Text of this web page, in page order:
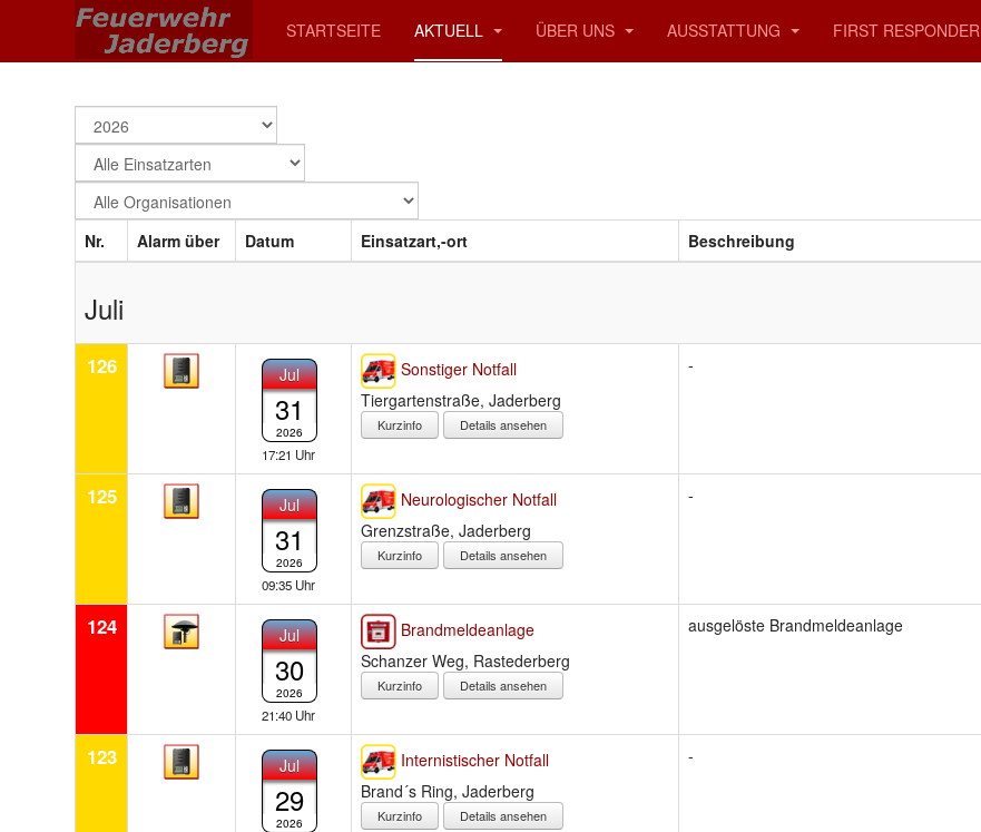
STARTSEITE AKTUELL ÜBER UNS AUSSTATTUNG FIRST RESPONDER
Nr. Alarm über Datum Einsatzart,-ort Beschreibung
Juli
126 Jul
31
2026
17:21 Uhr
Sonstiger Notfall
Tiergartenstraße, Jaderberg
Details ansehen
-
125 Jul
31
2026
09:35 Uhr
Neurologischer Notfall
Grenzstraße, Jaderberg
Details ansehen
-
124 Jul
30
2026
21:40 Uhr
Brandmeldeanlage
Schanzer Weg, Rastederberg
Details ansehen
ausgelöste Brandmeldeanlage
123 Jul
29
2026
Internistischer Notfall
Brand´s Ring, Jaderberg
Details ansehen
-